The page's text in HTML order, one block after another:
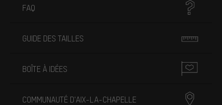
FAQ
GUIDE DES TAILLES
BOÎTE À IDÉES
COMMUNAUTÉ D'AIX-LA-CHAPELLE